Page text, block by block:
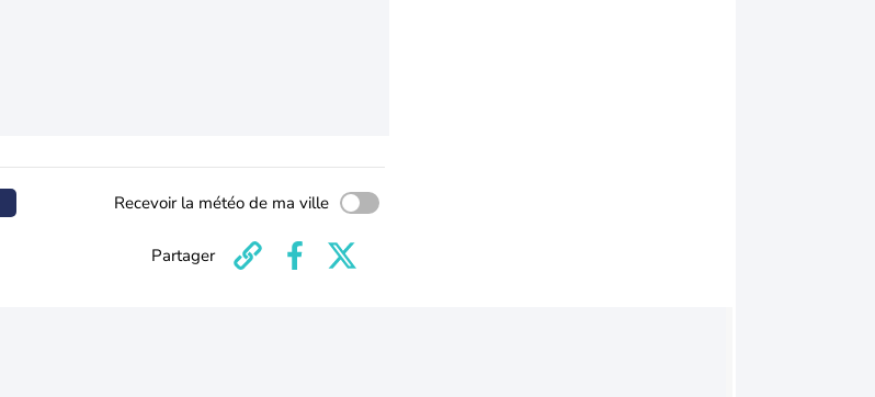
Recevoir la météo de ma ville
Partager